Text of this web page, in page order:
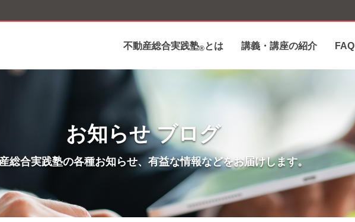
不動産総合実践塾®とは 講義・講座の紹介 FAQ
お知らせ ブログ
総合実践塾の各種お知らせ、有益な情報などをお届けします。